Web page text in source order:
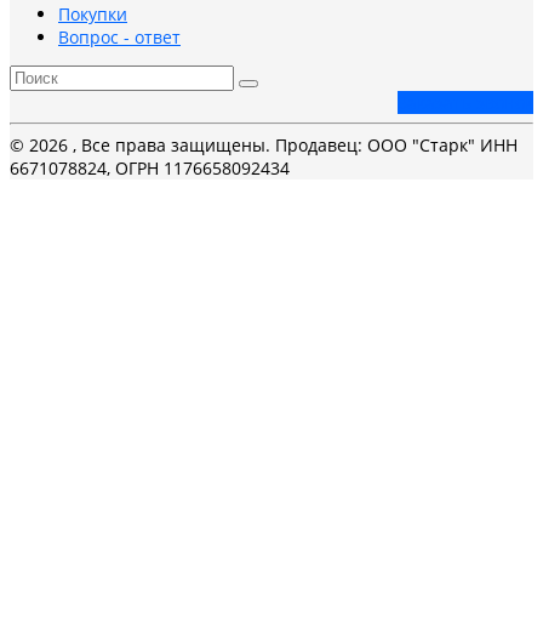
Покупки
Вопрос - ответ
© 2026 , Все права защищены. Продавец: ООО "Старк" ИНН
6671078824, ОГРН 1176658092434